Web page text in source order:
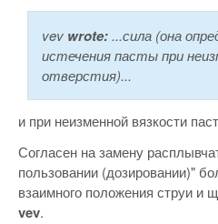
vev wrote: ...сила (она
истечения пасты при
отверстия)...
и при неизменной вязкости
Согласен на замену
пользовании (дозировании)"
взаимного положения струи и
vev.